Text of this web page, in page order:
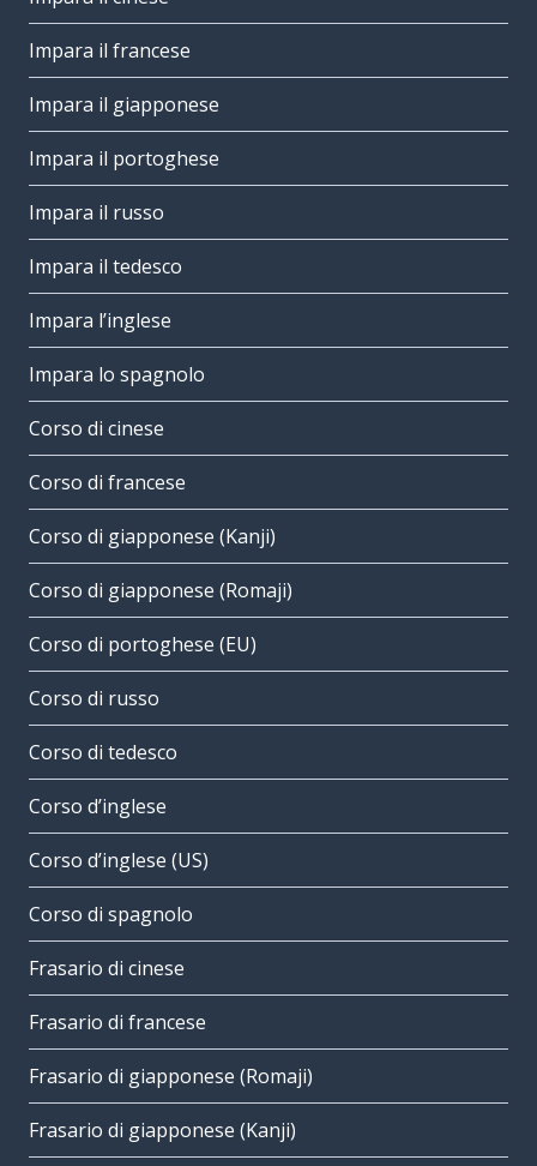
Impara il francese
Impara il giapponese
Impara il portoghese
Impara il russo
Impara il tedesco
Impara l’inglese
Impara lo spagnolo
Corso di cinese
Corso di francese
Corso di giapponese (Kanji)
Corso di giapponese (Romaji)
Corso di portoghese (EU)
Corso di russo
Corso di tedesco
Corso d’inglese
Corso d’inglese (US)
Corso di spagnolo
Frasario di cinese
Frasario di francese
Frasario di giapponese (Romaji)
Frasario di giapponese (Kanji)